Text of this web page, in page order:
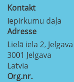
Kontakt
Iepirkumu daļa
Adresse
Lielā iela 2, Jelgava
3001 Jelgava
Latvia
Org.nr.